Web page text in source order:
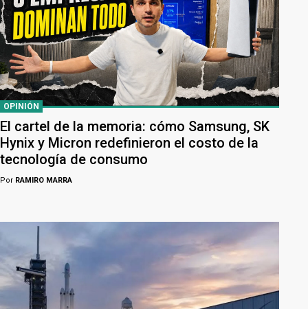
OPINIÓN
El cartel de la memoria: cómo Samsung, SK
Hynix y Micron redefinieron el costo de la
tecnología de consumo
Por RAMIRO MARRA